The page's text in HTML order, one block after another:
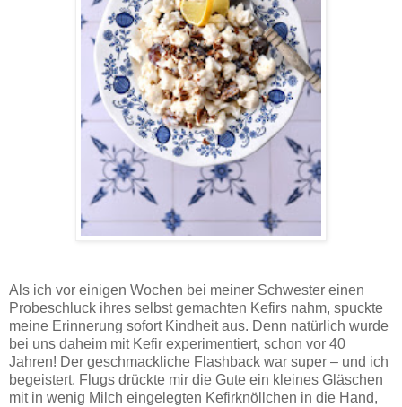
Als ich vor einigen Wochen bei meiner Schwester einen
Probeschluck ihres selbst gemachten Kefirs nahm, spuckte
meine Erinnerung sofort Kindheit aus. Denn natürlich wurde
bei uns daheim mit Kefir experimentiert, schon vor 40
Jahren! Der geschmackliche Flashback war super – und ich
begeistert. Flugs drückte mir die Gute ein kleines Gläschen
mit in wenig Milch eingelegten Kefirknöllchen in die Hand,